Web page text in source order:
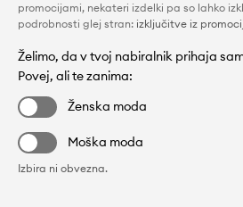
promocijami, nekateri izdelki pa so lahko
podrobnosti glej stran: izključitve iz
Želimo, da v tvoj nabiralnik prihaja
Povej, ali te zanima:
Ženska moda
Moška moda
Izbira ni obvezna.